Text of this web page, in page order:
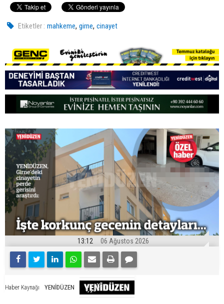
Etiketler : mahkeme,girne,cinayet
13:12 06 Ağustos 2026
Haber Kaynağı YENİDÜZEN